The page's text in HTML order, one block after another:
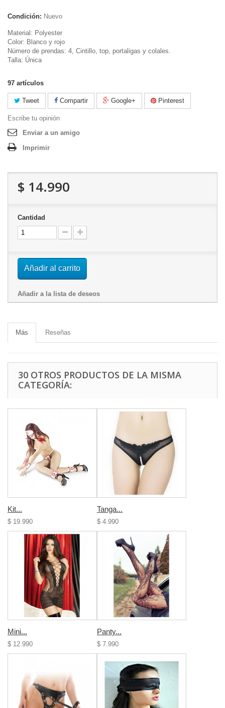
Condición: Nuevo
Material: Polyester
Color: Blanco y rojo
Número de prendas: 4, Cintillo, top, portaligas y colales.
Talla: Única
97 artículos
Tweet Compartir Google+ Pinterest
Escribe tu opinión
Enviar a un amigo
Imprimir
$ 14.990
Cantidad
Añadir al carrito
Añadir a la lista de deseos
Más Reseñas
30 OTROS PRODUCTOS DE LA MISMA
CATEGORÍA:
Kit...
$ 19.990
Tanga...
$ 4.990
Mini...
$ 12.990
Panty...
$ 7.990